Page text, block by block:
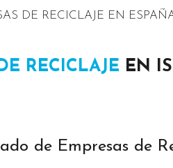
DE RECICLAJE EN
RECICLAJE EN
de Empresas de